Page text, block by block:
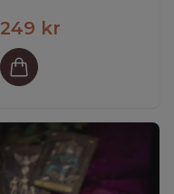
249 kr